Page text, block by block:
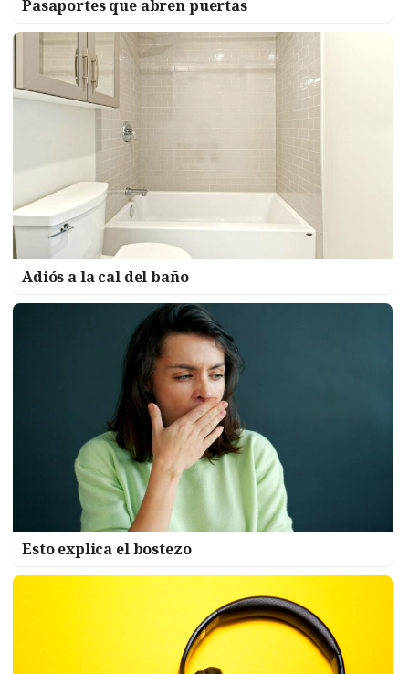
Pasaportes que abren puertas
Adiós a la cal del baño
Esto explica el bostezo